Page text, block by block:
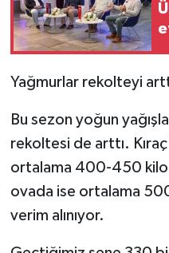
Yağmurlar rekolteyi
Bu sezon yoğun
rekoltesi de arttı.
ortalama 400-450
ovada ise ortalama
verim alınıyor.